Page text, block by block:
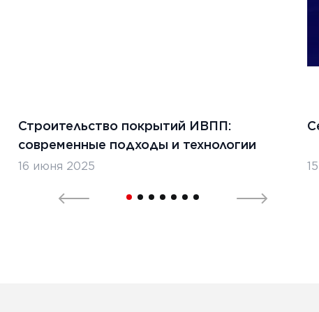
Строительство покрытий ИВПП:
современные подходы и технологии
16 июня 2025